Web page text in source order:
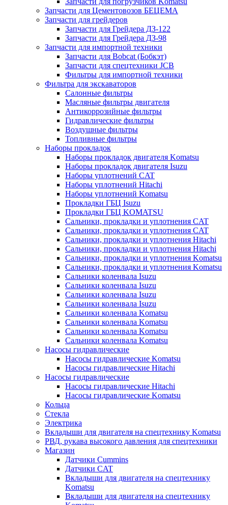
Запчасти для Цементовозов БЕЦЕМА
Запчасти для грейдеров
Запчасти для Грейдера ДЗ-122
Запчасти для Грейдера ДЗ-98
Запчасти для импортной техники
Запчасти для Bobcat (Бобкэт)
Запчасти для спецтехники JCB
Фильтры для импортной техники
Фильтра для экскаваторов
Салонные фильтры
Масляные фильтры двигателя
Антикоррозийные фильтры
Гидравлические фильтры
Воздушные фильтры
Топливные фильтры
Наборы прокладок
Наборы прокладок двигателя Komatsu
Наборы прокладок двигателя Isuzu
Наборы уплотнений CAT
Наборы уплотнений Hitachi
Наборы уплотнений Komatsu
Прокладки ГБЦ Isuzu
Прокладки ГБЦ KOMATSU
Сальники, прокладки и уплотнения CAT
Сальники, прокладки и уплотнения CAT
Сальники, прокладки и уплотнения Hitachi
Сальники, прокладки и уплотнения Hitachi
Сальники, прокладки и уплотнения Komatsu
Сальники, прокладки и уплотнения Komatsu
Сальники коленвала Isuzu
Сальники коленвала Isuzu
Сальники коленвала Isuzu
Сальники коленвала Isuzu
Сальники коленвала Komatsu
Сальники коленвала Komatsu
Сальники коленвала Komatsu
Сальники коленвала Komatsu
Насосы гидравлические
Насосы гидравлические Komatsu
Насосы гидравлические Hitachi
Насосы гидравлические
Насосы гидравлические Hitachi
Насосы гидравлические Komatsu
Кольца
Стекла
Электрика
Вкладыши для двигателя на спецтехнику Komatsu
РВД, рукава высокого давления для спецтехники
Магазин
Датчики Cummins
Датчики CAT
Вкладыши для двигателя на спецтехнику
Komatsu
Вкладыши для двигателя на спецтехнику